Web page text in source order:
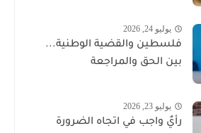
يوليو 24, 2026
فلسطين والقضية الوطنية...
بين الحق والمراجعة
يوليو 23, 2026
رأيٌ واجب في اتجاه الضرورة